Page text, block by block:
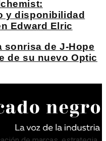
y disponibilidad
Edward Elric
sonrisa de J-Hope
de su nuevo Optic